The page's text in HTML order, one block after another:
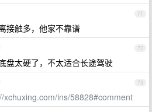
71
接触多，他家不靠谱
72
盘太硬了，不太适合长途驾驶
73
xchuxing.com/ins/58828#comment